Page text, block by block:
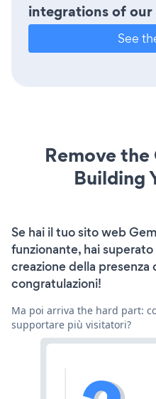
integrations of our
See
Remove
Building
Se hai il tuo sito web
funzionante, hai
creazione della
congratulazioni!
Ma poi arriva the hard part:
supportare più visitatori?